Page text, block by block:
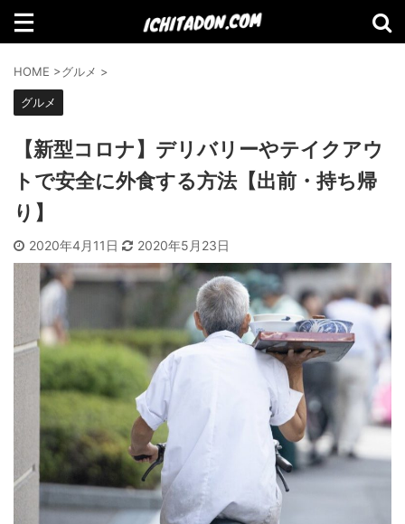
検索
【Amazon】2021年Amazonで買って
【2021年11月】Amazonブラックフラ
イデーセール おすすめ商品！
HOME >グルメ >
グルメ
【新型コロナ】デリバリーやテイクアウ
トで安全に外食する方法【出前・持ち帰
り】
2020年4月11日 2020年5月23日